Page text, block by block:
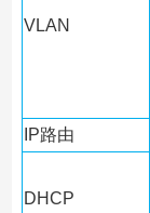
VLAN
IP路由
DHCP